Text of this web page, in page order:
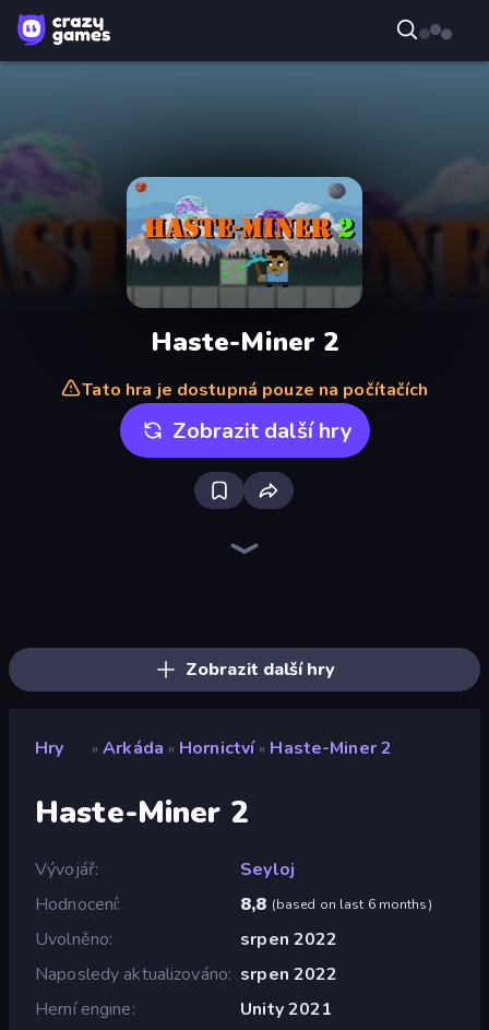
Haste-Miner 2
Tato hra je dostupná pouze na počítačích
Zobrazit další hry
Zobrazit další hry
Hry » Arkáda » Hornictví » Haste-Miner 2
Haste-Miner 2
Vývojář
Seyloj
Hodnocení
8,8 (based on last 6 months)
Uvolněno
srpen 2022
Naposledy aktualizováno srpen 2022
Herní engine
Unity 2021